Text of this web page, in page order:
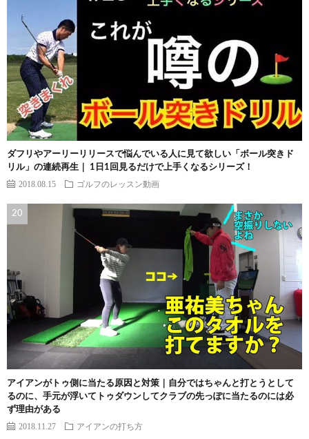
ダフリやアーリーリリースで悩んでいる人に見て欲しい「ボール突きド
リル」の連続再生｜ 1日1回見るだけで上手くなるシリーズ！
2018.08.15 ゴルフのレッスン動画
アイアンがトゥ側に当たる原因と対策｜自分ではちゃんと打とうとして
るのに、手元が浮いてトゥダウンしてクラブの先っぽに当たるのには必
ず理由がある
2018.11.27 アイアンの打ち方